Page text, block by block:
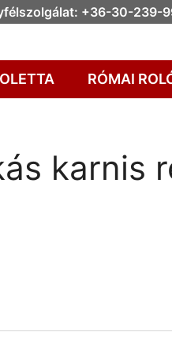
+36-30-239-
RÓMAI
karnis